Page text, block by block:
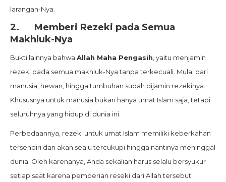
larangan-Nya.
2.
Memberi Rezeki pada Semua
Makhluk-Nya
Bukti lainnya bahwa Allah Maha Pengasih , yaitu menjamin
rezeki pada semua makhluk-Nya tanpa terkecuali. Mulai dari
manusia, hewan, hingga tumbuhan sudah dijamin rezekinya.
Khususnya untuk manusia bukan hanya umat Islam saja, tetapi
seluruhnya yang hidup di dunia ini.
Perbedaannya, rezeki untuk umat Islam memiliki keberkahan
tersendiri dan akan sealu tercukupi hingga nantinya meninggal
dunia. Oleh karenanya, Anda sekalian harus selalu bersyukur
setiap saat karena pemberian reseki dari Allah tersebut.